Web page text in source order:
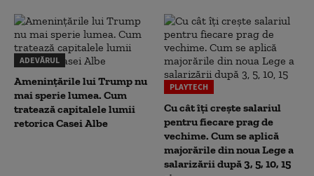
ADEVĂRUL
Amenințările lui Trump nu
mai sperie lumea. Cum
tratează capitalele lumii
retorica Casei Albe
PLAYTECH
Cu cât îți crește salariul
pentru fiecare prag de
vechime. Cum se aplică
majorările din noua Lege a
salarizării după 3, 5, 10, 15